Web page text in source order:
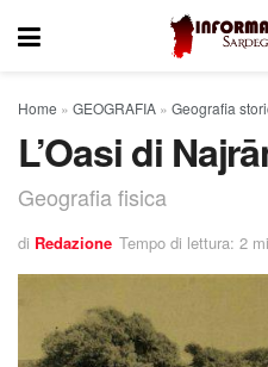
Home » GEOGRAFIA » Geografia
L’Oasi di
Geografia fisica
di Redazione Tempo di lettura: 2